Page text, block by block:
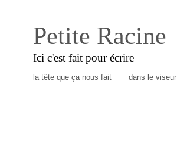
Petite Racine
Ici c'est fait pour écrire
la tête que ça nous fait dans le viseur